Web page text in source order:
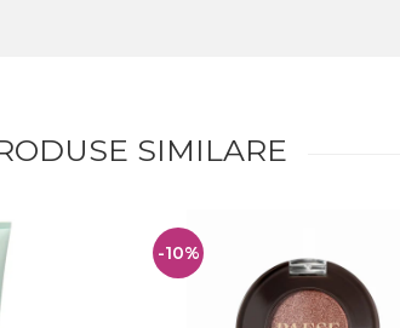
SIMILARE
-10%